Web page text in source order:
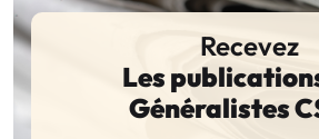
Recevez
Les
Généralistes